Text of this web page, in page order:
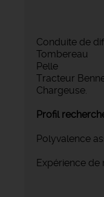
Conduite de
Tombereau
Pelle
Tracteur
Chargeuse.
Profil
Polyvalence
Expérience de